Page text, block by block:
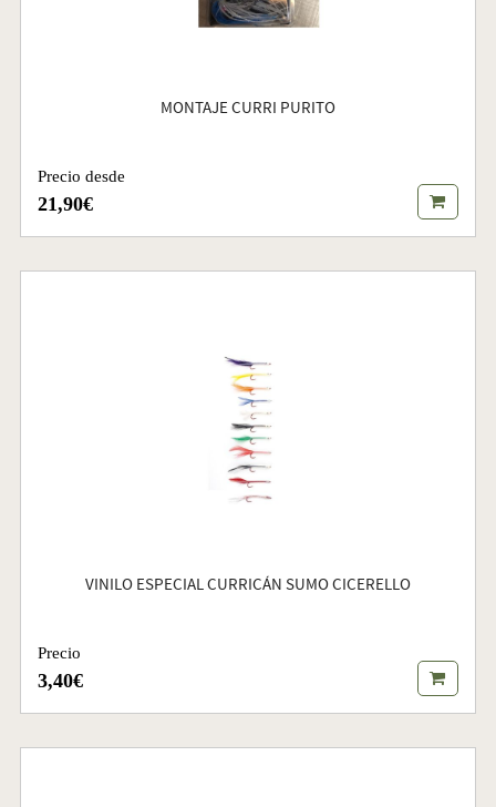
MONTAJE CURRI PURITO
Precio desde
21,90€
VINILO ESPECIAL CURRICÁN SUMO CICERELLO
Precio
3,40€